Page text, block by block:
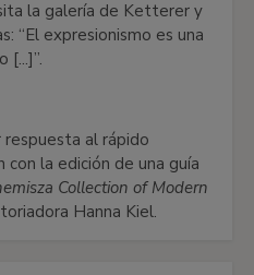
la galería de Ketterer y
“El expresionismo es una
[...]”.
al rápido
la edición de una guía
Collection of Modern
Hanna Kiel.